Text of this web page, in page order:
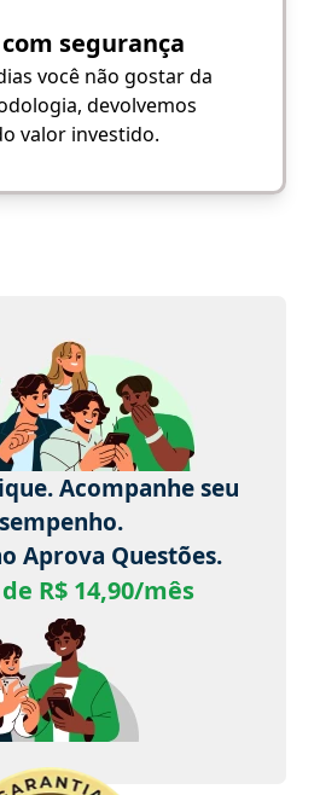
segurança
você não gostar da
devolvemos
valor investido.
Acompanhe seu
Aprova Questões.
R$ 14,90/mês